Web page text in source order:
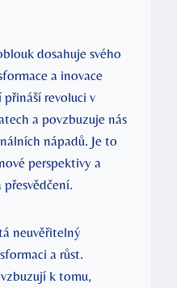
dosahuje svého
a inovace
revoluci v
a povzbuzuje nás
nápadů. Je to
perspektivy a
neuvěřitelný
a růst.
k tomu,